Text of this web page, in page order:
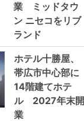
業 ミッドタウ
ン ニセコをリブ
ランド
ホテル十勝屋、
帯広市中心部に
14階建てホテ
ル 2027年末開
業